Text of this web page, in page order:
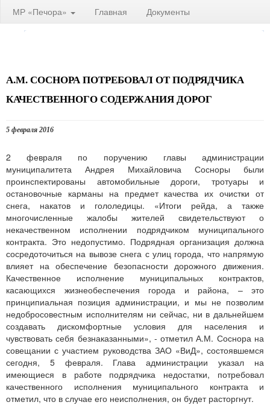
МР «Печора» Главная Документы
А.М. СОСНОРА ПОТРЕБОВАЛ ОТ ПОДРЯДЧИКА
КАЧЕСТВЕННОГО СОДЕРЖАНИЯ ДОРОГ
5 февраля 2016
2 февраля по поручению главы администрации
муниципалитета Андрея Михайловича Сосноры были
проинспектированы автомобильные дороги, тротуары и
остановочные карманы на предмет качества их очистки от
снега, накатов и гололедицы. «Итоги рейда, а также
многочисленные жалобы жителей свидетельствуют о
некачественном исполнении подрядчиком муниципального
контракта. Это недопустимо. Подрядная организация должна
сосредоточиться на вывозе снега с улиц города, что напрямую
влияет на обеспечение безопасности дорожного движения.
Качественное исполнение муниципальных контрактов,
касающихся жизнеобеспечения города и района, – это
принципиальная позиция администрации, и мы не позволим
недобросовестным исполнителям ни сейчас, ни в дальнейшем
создавать дискомфортные условия для населения и
чувствовать себя безнаказанными», - отметил А.М. Соснора на
совещании с участием руководства ЗАО «ВиД», состоявшемся
сегодня, 5 февраля. Глава администрации указал на
имеющиеся в работе подрядчика недостатки, потребовал
качественного исполнения муниципального контракта и
отметил, что в случае его неисполнения, он будет расторгнут.